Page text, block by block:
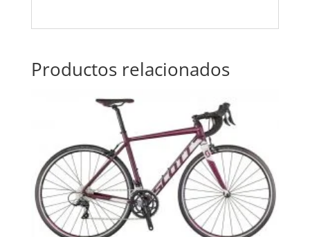
Productos relacionados